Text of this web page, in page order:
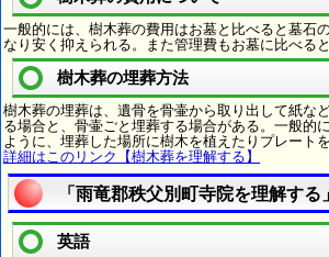
一般的には、樹木葬の費用はお墓と比べると墓石
なり安く抑えられる。また管理費もお墓に比べる
樹木葬の埋葬方法
樹木葬の埋葬は、遺骨を骨壷から取り出して紙な
る場合と、骨壷ごと埋葬する場合がある。一般的
ように、埋葬した場所に樹木を植えたりプレート
詳細はこのリンク【樹木葬を理解する】
「雨竜郡秩父別町寺院を理解す
英語